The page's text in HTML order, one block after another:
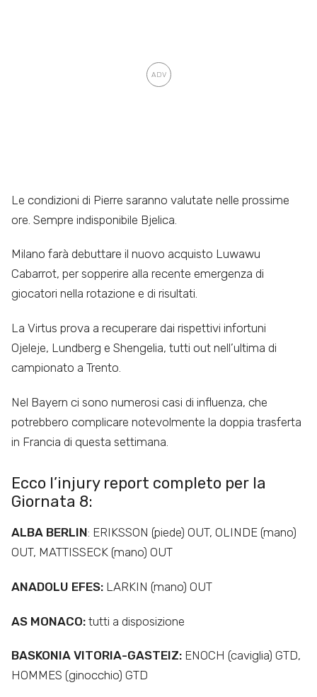
Le condizioni di Pierre saranno valutate nelle prossime
ore. Sempre indisponibile Bjelica.
Milano farà debuttare il nuovo acquisto Luwawu
Cabarrot, per sopperire alla recente emergenza di
giocatori nella rotazione e di risultati.
La Virtus prova a recuperare dai rispettivi infortuni
Ojeleje, Lundberg e Shengelia, tutti out nell’ultima di
campionato a Trento.
Nel Bayern ci sono numerosi casi di influenza, che
potrebbero complicare notevolmente la doppia trasferta
in Francia di questa settimana.
Ecco l’injury report completo per la
Giornata 8:
ALBA BERLIN: ERIKSSON (piede) OUT, OLINDE (mano)
OUT, MATTISSECK (mano) OUT
ANADOLU EFES: LARKIN (mano) OUT
AS MONACO: tutti a disposizione
BASKONIA VITORIA-GASTEIZ: ENOCH (caviglia) GTD,
HOMMES (ginocchio) GTD